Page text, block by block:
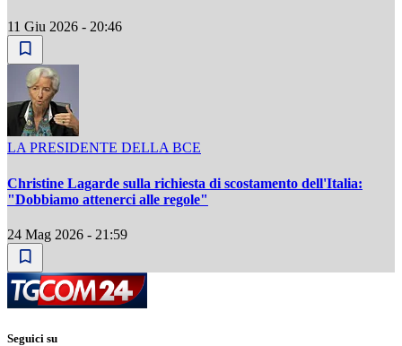
11 Giu 2026 - 20:46
LA PRESIDENTE DELLA BCE
Christine Lagarde sulla richiesta di scostamento dell'Italia:
"Dobbiamo attenerci alle regole"
24 Mag 2026 - 21:59
Seguici su